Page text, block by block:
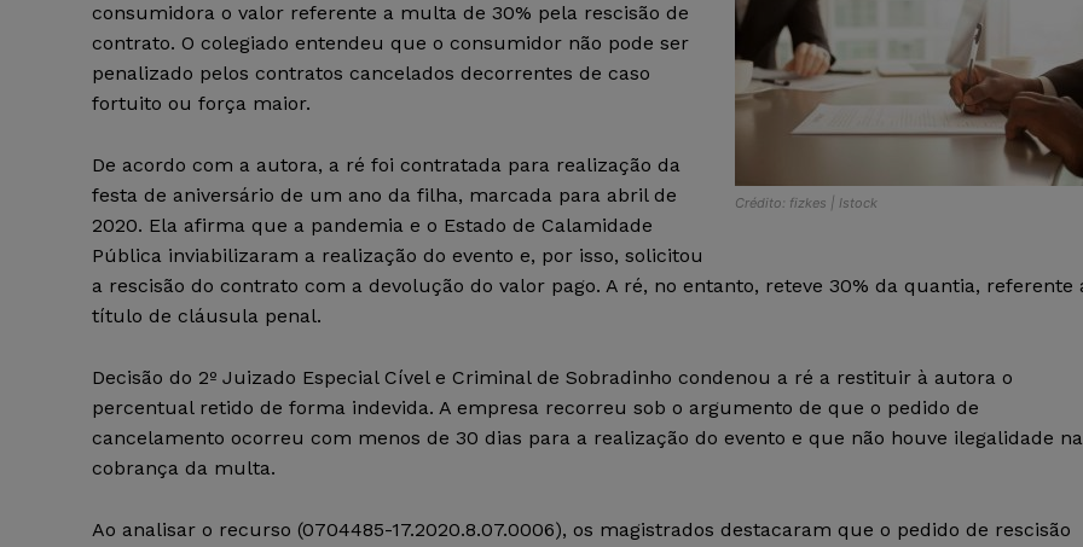
Crédito: fizkes | Istock
consumidora o valor referente a multa de 30% pela rescisão de
contrato. O colegiado entendeu que o consumidor não pode ser
penalizado pelos contratos cancelados decorrentes de caso
fortuito ou força maior.
De acordo com a autora, a ré foi contratada para realização da
festa de aniversário de um ano da filha, marcada para abril de
2020. Ela afirma que a pandemia e o Estado de Calamidade
Pública inviabilizaram a realização do evento e, por isso, solicitou
a rescisão do contrato com a devolução do valor pago. A ré, no entanto, reteve 30% da quantia, referente
título de cláusula penal.
Decisão do 2º Juizado Especial Cível e Criminal de Sobradinho condenou a ré a restituir à autora o
percentual retido de forma indevida. A empresa recorreu sob o argumento de que o pedido de
cancelamento ocorreu com menos de 30 dias para a realização do evento e que não houve ilegalidade na
cobrança da multa.
Ao analisar o recurso (0704485-17.2020.8.07.0006), os magistrados destacaram que o pedido de rescisão